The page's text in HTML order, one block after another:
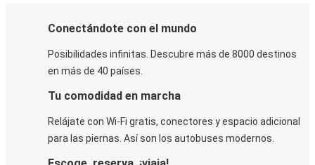
Conectándote con el mundo
Posibilidades infinitas. Descubre más de 8000 destinos
en más de 40 países.
Tu comodidad en marcha
Relájate con Wi-Fi gratis, conectores y espacio adicional
para las piernas. Así son los autobuses modernos.